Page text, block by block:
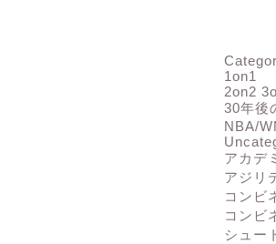
1on1
2on2
30年後
NBA/
アカデ
アジリ
コンビ
コンビ
シュー